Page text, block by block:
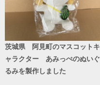
茨城県 阿見町のマスコットキ
ャラクター あみっぺのぬいぐ
るみを製作しました